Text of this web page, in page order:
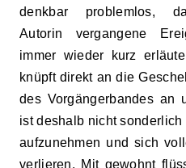
denkbar problemlos,
Autorin vergangene
immer wieder kurz
knüpft direkt an die
des Vorgängerbandes an
ist deshalb nicht
aufzunehmen und sich
verlieren. Mit gewohnt